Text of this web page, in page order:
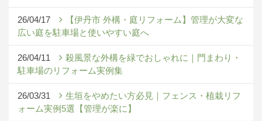
26/04/17
【伊丹市 外構・庭リフォーム】管理が大変な
広い庭を駐車場と使いやすい庭へ
26/04/11
殺風景な外構を緑でおしゃれに｜門まわり・
駐車場のリフォーム実例集
26/03/31
生垣をやめたい方必見｜フェンス・植栽リフ
ォーム実例5選【管理が楽に】